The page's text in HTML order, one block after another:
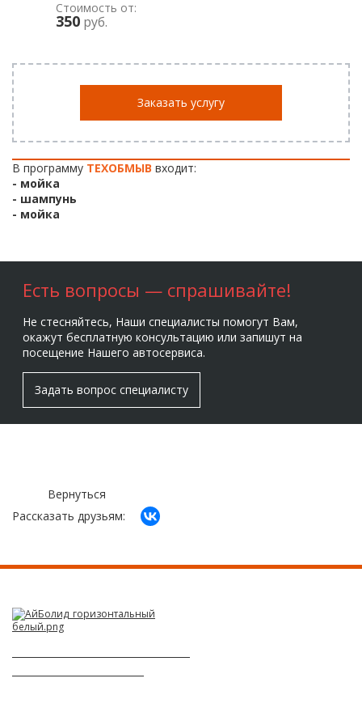
Стоимость от:
350 руб.
Заказать услугу
В программу ТЕХОБМЫВ входит:
- мойка
- шампунь
- мойка
Есть вопросы — спрашивайте!
Не стесняйтесь, Наши специалисты помогут Вам,
окажут бесплатную консультацию или запишут на
посещение Нашего автосервиса.
Задать вопрос специалисту
Вернуться
Рассказать друзьям: